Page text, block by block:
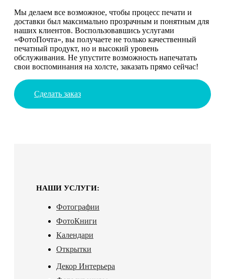
Мы делаем все возможное, чтобы процесс печати и
доставки был максимально прозрачным и понятным для
наших клиентов. Воспользовавшись услугами
«ФотоПочта», вы получаете не только качественный
печатный продукт, но и высокий уровень
обслуживания. Не упустите возможность напечатать
свои воспоминания на холсте, заказать прямо сейчас!
Сделать заказ
НАШИ УСЛУГИ:
Фотографии
ФотоКниги
Календари
Открытки
Декор Интерьера